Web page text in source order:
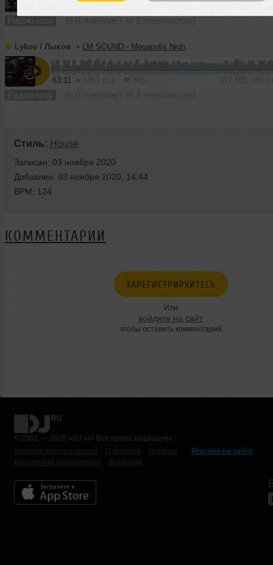
Радио-шоу
Lykov / Лыков ➝ LM SOUND - Megapolis Night 30.06.2026
63:11
Радио-шоу
Стиль: House
Записан: 03 ноября 2020
Добавлен: 03 ноября 2020, 14:44
BPM: 124
КОММЕНТАРИИ
ЗАРЕГИСТРИРУЙТЕСЬ
Или
войдите на сайт
чтобы оставить комментарий
© 2001 — 2026 «DJ.ru» Все права защищены.
Условия использования
О проекте Помощь
Реклама на сайте
Контактная информация
Вакансии